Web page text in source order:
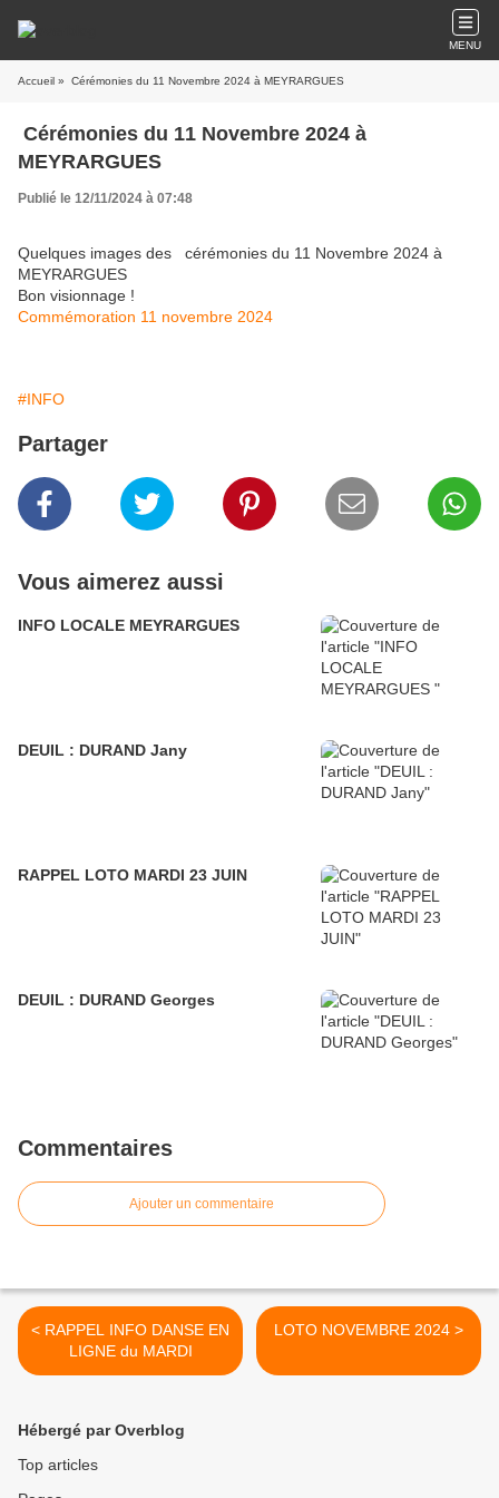
MENU
Accueil » Cérémonies du 11 Novembre 2024 à MEYRARGUES
Cérémonies du 11 Novembre 2024 à
MEYRARGUES
Publié le 12/11/2024 à 07:48
Quelques images des cérémonies du 11 Novembre 2024 à
MEYRARGUES
Bon visionnage !
Commémoration 11 novembre 2024
#INFO
Partager
Vous aimerez aussi
INFO LOCALE MEYRARGUES
DEUIL : DURAND Jany
RAPPEL LOTO MARDI 23 JUIN
DEUIL : DURAND Georges
Commentaires
Ajouter un commentaire
< RAPPEL INFO DANSE EN
LIGNE du MARDI
LOTO NOVEMBRE 2024 >
Hébergé par Overblog
Top articles